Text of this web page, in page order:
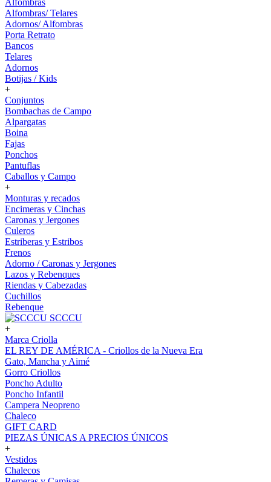
Alfombras
Alfombras/ Telares
Adornos/ Alfombras
Porta Retrato
Bancos
Telares
Adornos
Botijas / Kids
+
Conjuntos
Bombachas de Campo
Alpargatas
Boina
Fajas
Ponchos
Pantuflas
Caballos y Campo
+
Monturas y recados
Encimeras y Cinchas
Caronas y Jergones
Culeros
Estriberas y Estribos
Frenos
Adorno / Caronas y Jergones
Lazos y Rebenques
Riendas y Cabezadas
Cuchillos
Rebenque
SCCCU
+
Marca Criolla
EL REY DE AMÉRICA - Criollos de la Nueva Era
Gato, Mancha y Aimé
Gorro Criollos
Poncho Adulto
Poncho Infantil
Campera Neopreno
Chaleco
GIFT CARD
PIEZAS ÚNICAS A PRECIOS ÚNICOS
+
Vestidos
Chalecos